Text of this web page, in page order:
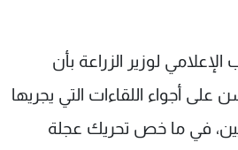
لوزير الزراعة بأن
أجواء اللقاءات التي يجريها
في ما خص تحريك عجلة
سياسة الخصوصية